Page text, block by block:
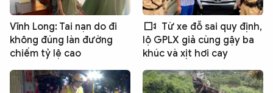
Vĩnh Long: Tai nạn do đi
không đúng làn đường
chiếm tỷ lệ cao
Từ xe đỗ sai quy định,
lộ GPLX giả cùng gậy ba
khúc và xịt hơi cay